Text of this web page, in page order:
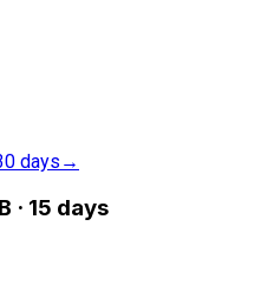
days →
· 15 days